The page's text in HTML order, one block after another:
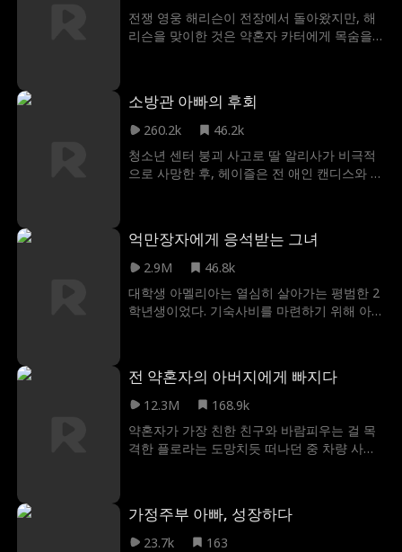
않은 남자라는 것 그리고 달라스 역시 포기를
모르는 여자라는 것인데…
전쟁 영웅 해리슨이 전장에서 돌아왔지만, 해
리슨을 맞이한 것은 약혼자 카터에게 목숨을
해리슨은 숨겨왔던 자신의 진짜 정체 FBI 국장
을 밝히고 처절한 복수를 시작하는데...
소방관 아빠의 후회
260.2k
46.2k
청소년 센터 붕괴 사고로 딸 알리사가 비극적
으로 사망한 후, 헤이즐은 전 애인 캔디스와 딸
스와 캔디스에게 책임을 묻는다. 슬픔을 헤쳐
나가는 과정에서 헤이즐은 자신의 고통을 자
단을 설립한다. 죄책감에 시달리던 제이스는
자신의 결정을 바로잡기 위해 노력하다가 자
을 지게 한다.
억만장자에게 응석받는 그녀
2.9M
46.8k
대학생 아멜리아는 열심히 살아가는 평범한 2
학년생이었다. 기숙사비를 마련하기 위해 아르
녀에게 약을 타고, 손님과 하룻밤을 보내도록
음모를 꾸민다. 위기의 순간, 레오가 나타나 아
게 된다. 그리고 아멜리아는 레오의 아이를 임
신하게 되는데 레오는 그녀를 돈만 밝히는 여
떻게 펼쳐질 것인가?
전 약혼자의 아버지에게 빠지다
12.3M
168.9k
약혼자가 가장 친한 친구와 바람피우는 걸 목
격한 플로라는 도망치듯 떠나던 중 차량 사고
실을 알지 못하는데. 심지어 그 남자에게는 남
들과는 다른 성적 취향이 있었고, 이후 플로라
가정주부 아빠, 성장하다
23.7k
163